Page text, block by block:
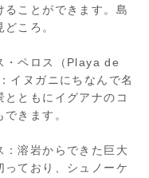
ることができます。島
ころ。
・ペロス（Playa de
イヌガニにちなんで名
ともにイグアナのコ
きます。
：溶岩からできた巨大
っており、シュノーケ